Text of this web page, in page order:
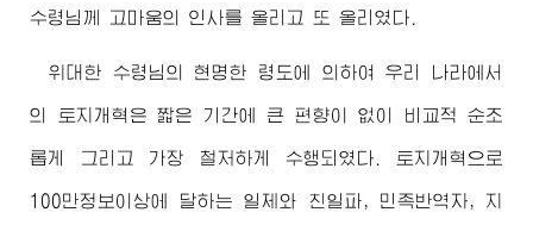
수령님 께 고마움의 인사를 올리고 또 올리였다.
위대한 수령님 의 현명한 령도에 의하여 우리 나라에서
의 토지개혁은 짧은 기간에 큰 편향이 없이 비교적 순조
롭게 그리고 가장 철저하게 수행되였다. 토지개혁으로
100만정보이상에 달하는 일제와 친일파, 민족반역자, 지